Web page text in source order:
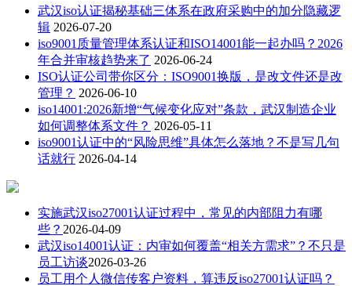
武汉iso认证揭秘基础三体系在政府采购中的加分隐藏逻
辑 2026-07-20
iso9001质量管理体系认证和ISO14001能一起办吗？2026
年合并审核趋势来了 2026-06-24
ISO认证公司带你区分：ISO9001换版，是改文件还是改
管理？ 2026-06-10
iso14001:2026新增“气候变化应对”条款，武汉制造企业
如何调整体系文件？ 2026-05-11
iso9001认证中的“风险思维”具体怎么落地？不是写几句
话就行 2026-04-14
实施武汉iso27001认证过程中，常见的内部阻力有哪
些？ 2026-04-09
武汉iso14001认证：内审如何覆盖“相关方需求”？不只是
员工访谈2026-03-26
员工用个人微信传客户资料，算违反iso27001认证吗？